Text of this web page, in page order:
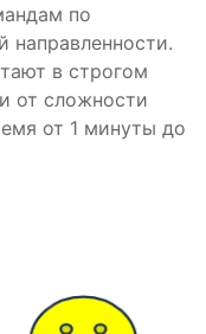
по
направленности.
в строгом
от сложности
от 1 минуты до